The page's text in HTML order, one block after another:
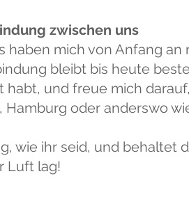
zwischen uns
haben mich von Anfang
bleibt bis heute
habt, und freue mich
Hamburg oder anderswo
wie ihr seid, und behaltet
Luft lag!